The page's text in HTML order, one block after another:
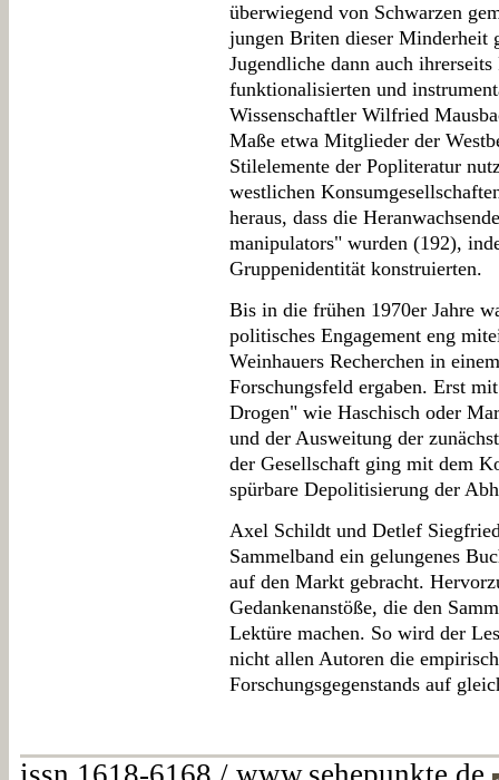
überwiegend von Schwarzen
jungen Briten dieser Minderheit
Jugendliche dann auch
funktionalisierten und
Wissenschaftler Wilfried
Maße etwa Mitglieder der
Stilelemente der Popliteratur
westlichen
heraus, dass die
manipulators" wurden (192),
Gruppenidentität konstruierten.
Bis in die frühen 1970er Jahre
politisches Engagement eng
Weinhauers Recherchen in
Forschungsfeld ergaben. Erst
Drogen" wie Haschisch oder
und der Ausweitung der
der Gesellschaft ging mit dem
spürbare Depolitisierung der
Axel Schildt und Detlef
Sammelband ein gelungenes
auf den Markt gebracht.
Gedankenanstöße, die den
Lektüre machen. So wird der
nicht allen Autoren die
Forschungsgegenstands auf